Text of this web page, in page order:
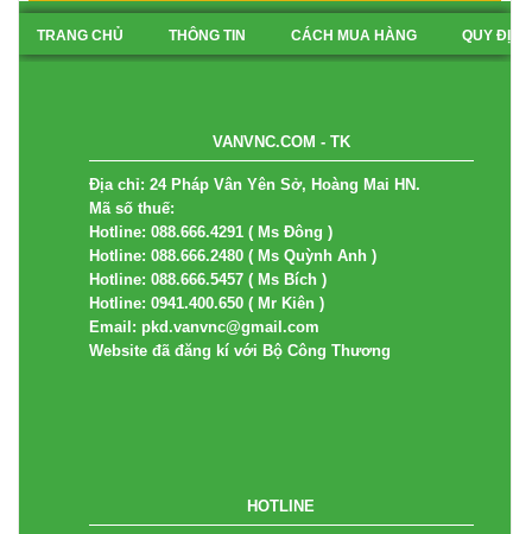
TRANG CHỦ THÔNG TIN CÁCH MUA HÀNG QUY
VANVNC.COM - TK
Địa chỉ: 24 Pháp Vân Yên Sở, Hoàng Mai HN.
Mã số thuế:
Hotline: 088.666.4291 ( Ms Đông )
Hotline: 088.666.2480 ( Ms Quỳnh Anh )
Hotline: 088.666.5457 ( Ms Bích )
Hotline: 0941.400.650 ( Mr Kiên )
Email: pkd.vanvnc@gmail.com
Website đã đăng kí với Bộ Công Thương
HOTLINE